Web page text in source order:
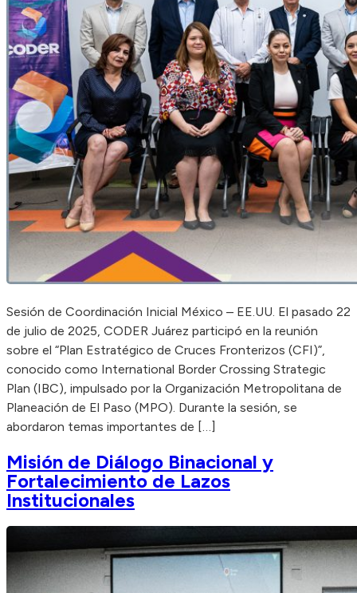
Sesión de Coordinación Inicial México – EE.UU. El pasado 22
de julio de 2025, CODER Juárez participó en la reunión
sobre el “Plan Estratégico de Cruces Fronterizos (CFI)”,
conocido como International Border Crossing Strategic
Plan (IBC), impulsado por la Organización Metropolitana de
Planeación de El Paso (MPO). Durante la sesión, se
abordaron temas importantes de […]
Misión de Diálogo Binacional y
Fortalecimiento de Lazos
Institucionales